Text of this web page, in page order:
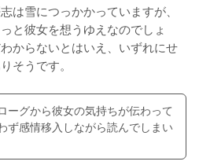
は雪につっかかっていますが、
と彼女を想うゆえなのでしょ
からないとはいえ、いずれにせ
そうです。
ーグから彼女の気持ちが伝わって
ず感情移入しながら読んでしまい